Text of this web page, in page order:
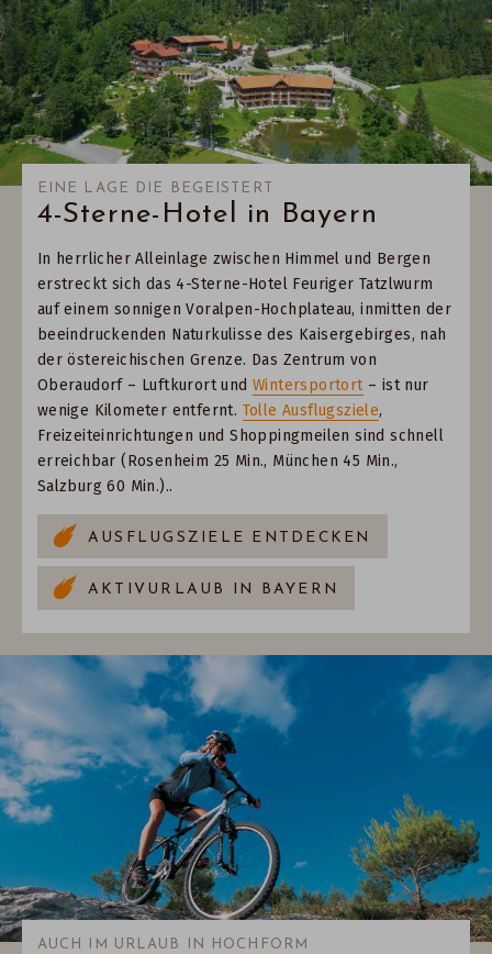
EINE LAGE DIE BEGEISTERT
4-Sterne-Hotel in Bayern
In herrlicher Alleinlage zwischen Himmel und Bergen
erstreckt sich das 4-Sterne-Hotel Feuriger Tatzlwurm
auf einem sonnigen Voralpen-Hochplateau, inmitten der
beeindruckenden Naturkulisse des Kaisergebirges, nah
der östereichischen Grenze. Das Zentrum von
Oberaudorf – Luftkurort und Wintersportort– ist nur
wenige Kilometer entfernt. Tolle Ausflugsziele,
Freizeiteinrichtungen und Shoppingmeilen sind schnell
erreichbar (Rosenheim 25 Min., München 45 Min.,
Salzburg 60 Min.)..
AUSFLUGSZIELE ENTDECKEN
AKTIVURLAUB IN BAYERN
AUCH IM URLAUB IN HOCHFORM